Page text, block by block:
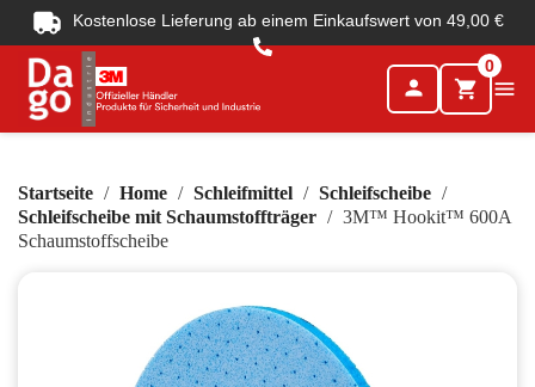
Kostenlose Lieferung ab einem Einkaufswert von 49,00 €
person shopping_cart
0

Startseite Home Schleifmittel
Schleifscheibe
Schleifscheibe mit Schaumstoffträger
3M™ Hookit™ 600A
Schaumstoffscheibe